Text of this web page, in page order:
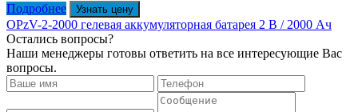
Подробнее Узнать цену
OPzV-2-2000 гелевая аккумуляторная батарея 2 В / 2000 Ач
Остались вопросы?
Наши менеджеры готовы ответить на все интересующие Вас
вопросы.